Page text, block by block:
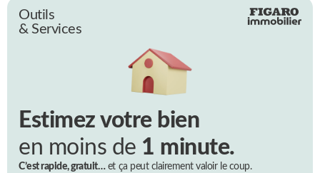
Outils
& Services
Estimez votre bien
en moins de 1 minute.
C’est rapide, gratuit…et ça peut clairement valoir le coup.